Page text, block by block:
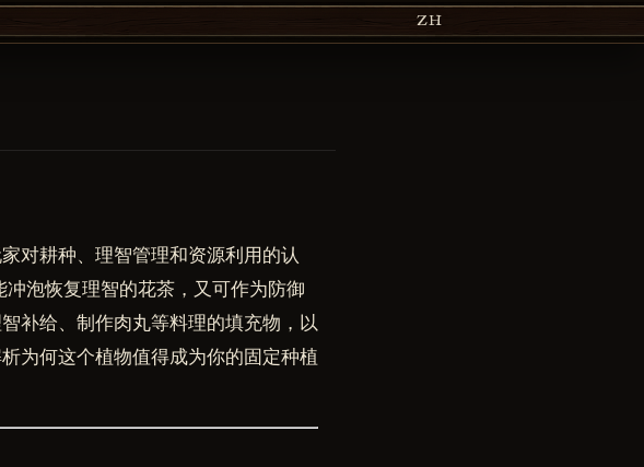
ZH
对耕种、理智管理和资源利用的认
泡恢复理智的花茶，又可作为防御
补给、制作肉丸等料理的填充物，以
为何这个植物值得成为你的固定种植